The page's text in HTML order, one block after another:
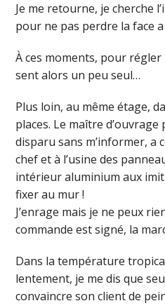
Je me retourne, je cherche
pour ne pas perdre la face
À ces moments, pour
sent alors un peu seul…
Plus loin, au même étage,
places. Le maître
disparu sans m’informer, a
chef et à l’usine des
intérieur aluminium aux
fixer au mur !
J’enrage mais je ne peux
commande est signé, la
Dans la température
lentement, je me dis que
convaincre son client de